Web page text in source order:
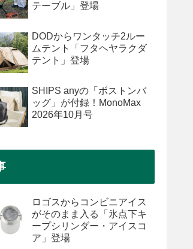
テーブル」登場
DODからワンタッチ2ルー
ムテント「フタヘヤラクダ
テント」登場
SHIPS anyの「ボストンバ
ッグ」が付録！MonoMax
2026年10月号
ロゴスからコンビニアイス
がそのまま入る「氷点下キ
ープシリンダー・アイスコ
ア」登場